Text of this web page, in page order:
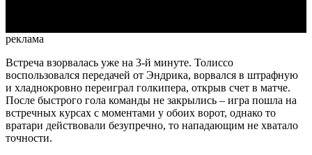
реклама
Встреча взорвалась уже на 3-й минуте. Толиссо
воспользовался передачей от Эндрика, ворвался в штрафную
и хладнокровно переиграл голкипера, открыв счет в матче.
После быстрого гола команды не закрылись – игра пошла на
встречных курсах с моментами у обоих ворот, однако то
вратари действовали безупречно, то нападающим не хватало
точности.